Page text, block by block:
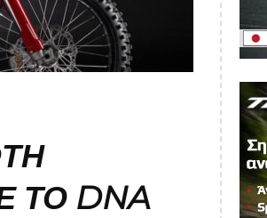
ΤΟ DNA